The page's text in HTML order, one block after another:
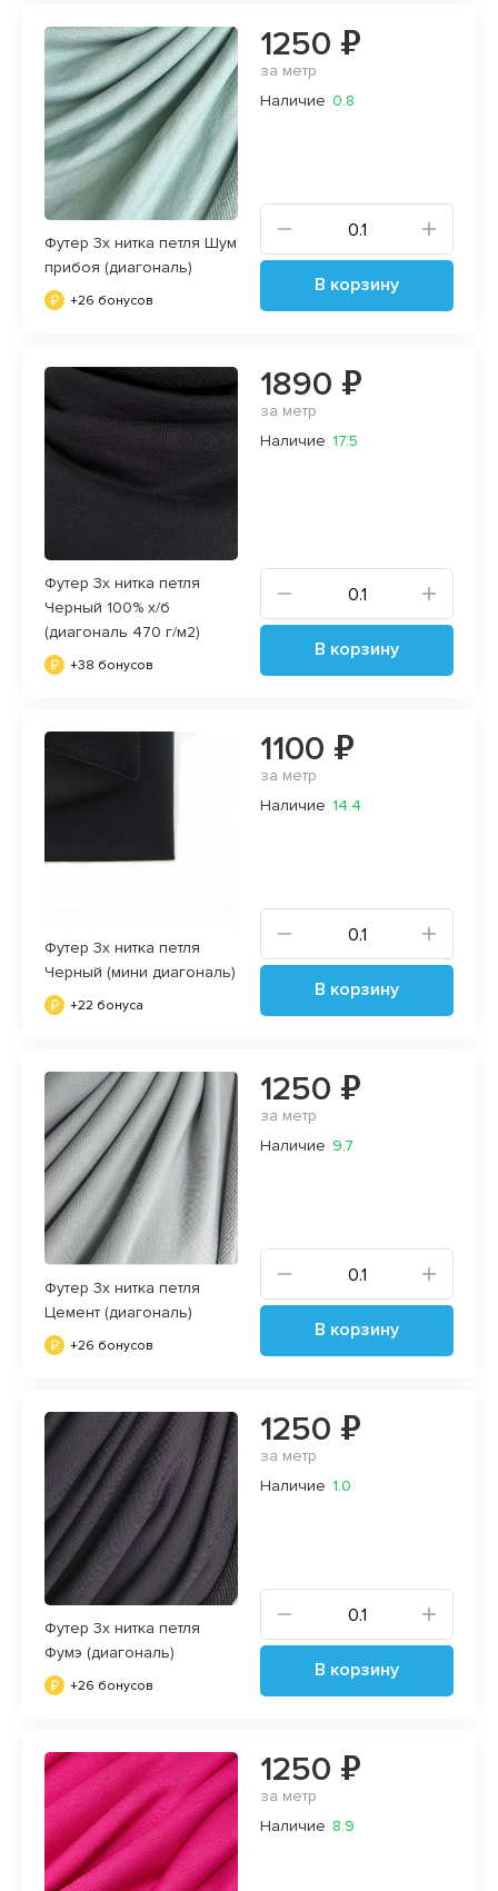
Футер 3х нитка петля Шум
прибоя (диагональ)
+26 бонусов
1250 ₽
за метр
Наличие 0.8
В корзину
Футер 3х нитка петля
Черный 100% х/б
(диагональ 470 г/м2)
+38 бонусов
1890 ₽
за метр
Наличие 17.5
В корзину
Футер 3х нитка петля
Черный (мини диагональ)
+22 бонуса
1100 ₽
за метр
Наличие 14.4
В корзину
Футер 3х нитка петля
Цемент (диагональ)
+26 бонусов
1250 ₽
за метр
Наличие 9.7
В корзину
Футер 3х нитка петля
Фумэ (диагональ)
+26 бонусов
1250 ₽
за метр
Наличие 1.0
В корзину
1250 ₽
за метр
Наличие 8.9